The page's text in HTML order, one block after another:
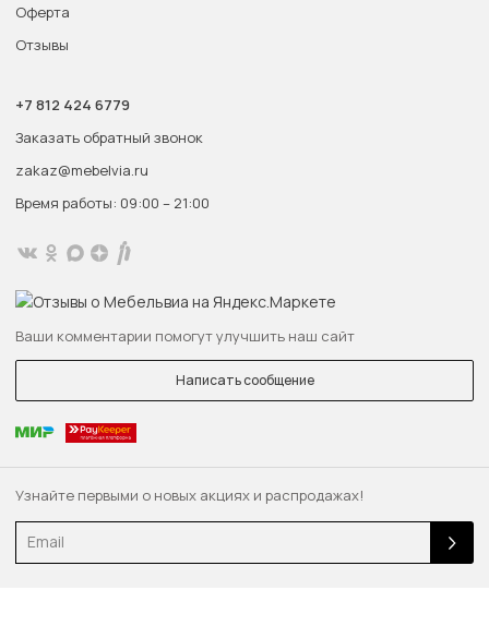
Узнайте первыми о новых акциях и распродажах!
Оферта
Отзывы
+7 812 424 6779
Заказать обратный звонок
zakaz@mebelvia.ru
Время работы: 09:00 – 21:00
Ваши комментарии помогут улучшить наш сайт
Написать сообщение